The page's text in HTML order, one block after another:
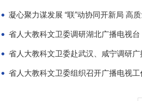
凝心聚力谋发展 “联”动协同开新局 高
省人大教科文卫委调研湖北广播电视台
省人大教科文卫委赴武汉、咸宁调研
省人大教科文卫委组织召开广播电视工